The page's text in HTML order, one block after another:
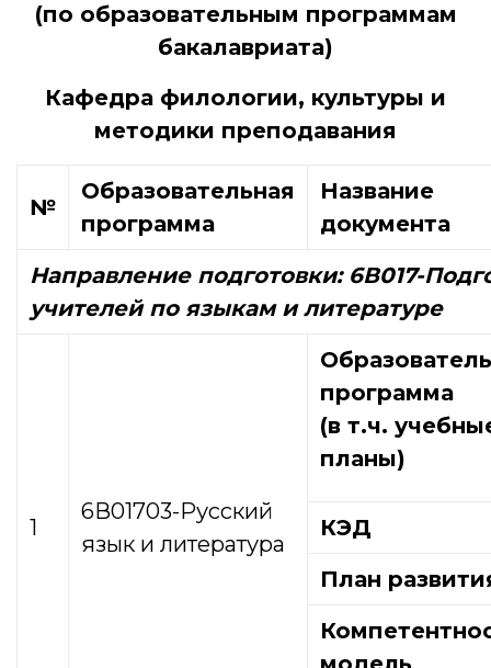
(по образовательным программам
бакалавриата)
Кафедра филологии, культуры и
методики преподавания
№
Образовательная
программа
Название
документа
Направление подготовки: 6В017-
учителей по языкам и литературе
1
6В01703-Русский
язык и литература
программа
(в т.ч.
планы)
КЭД
План